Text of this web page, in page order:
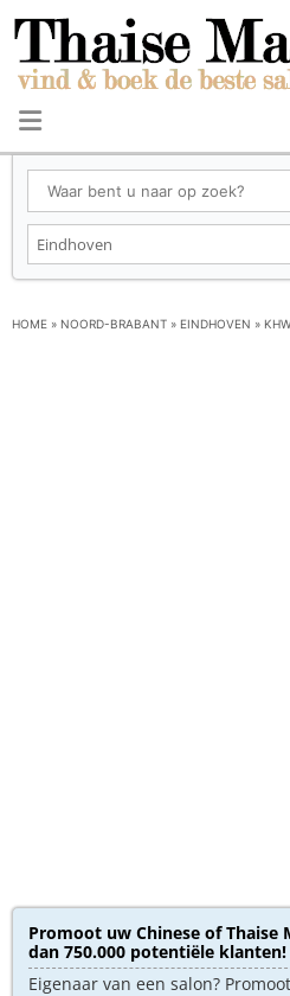
HOME » NOORD-BRABANT » EINDHOVEN »
Promoot uw Chinese of Thaise
dan 750.000 potentiële klanten!
Eigenaar van een salon?